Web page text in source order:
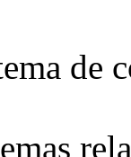
de